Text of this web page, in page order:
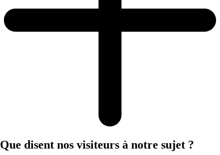
Que disent nos visiteurs à notre sujet ?